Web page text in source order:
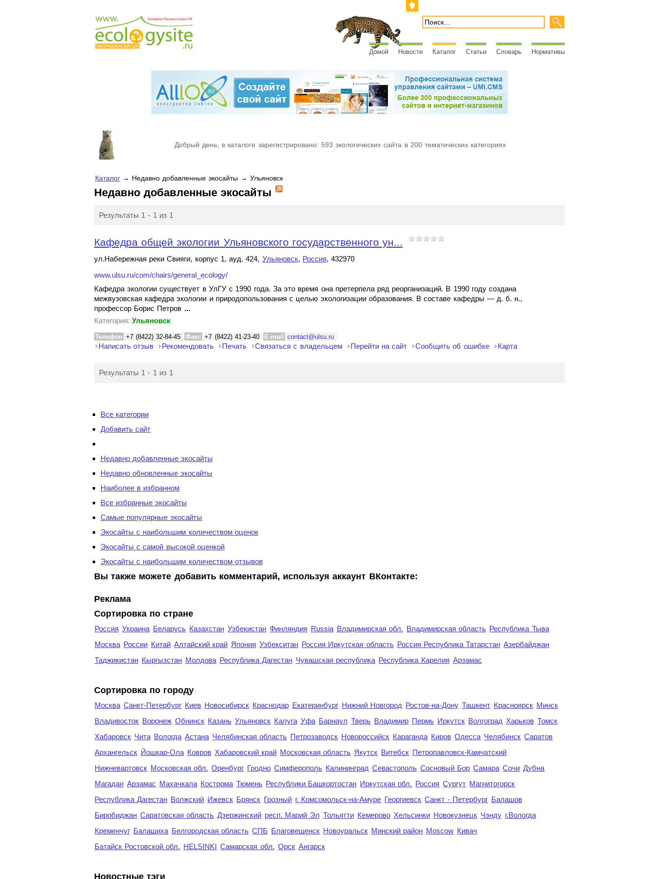
Домой Новости Каталог Статьи Словарь Нормативы
Добрый день, в каталоге зарегистрировано: 593 экологических сайта в 200 тематических категориях
Каталог→ Недавно добавленные экосайты → Ульяновск
Недавно добавленные экосайты
Результаты 1 - 1 из 1
Кафедра общей экологии Ульяновского государственного ун...
ул.Набережная реки Свияги, корпус 1, ауд. 424, Ульяновск, Россия, 432970
www.ulsu.ru/com/chairs/general_ecology/
Кафедра экологии существует в УлГУ с 1990 года. За это время она претерпела ряд реорганизаций. В 1990 году создана
межвузовская кафедра экологии и природопользования с целью экологизации образования. В составе кафедры — д. б. н.,
профессор Борис Петров ...
Категория: Ульяновск
Телефон +7 (8422) 32-84-45 Факс +7 (8422) 41-23-40 E-mail contact@ulsu.ru
Написать отзыв Рекомендовать Печать Связаться с владельцем Перейти на сайт Сообщить об ошибке Карта
Результаты 1 - 1 из 1
Все категории
Добавить сайт
Недавно добавленные экосайты
Недавно обновленные экосайты
Наиболее в избранном
Все избранные экосайты
Самые популярные экосайты
Экосайты с наибольшим количеством оценок
Экосайты с самой высокой оценкой
Экосайты с наибольшим количеством отзывов
Вы также можете добавить комментарий, используя аккаунт ВКонтакте:
Реклама
Сортировка по стране
Россия Украина Беларусь Казахстан Узбекистан Финляндия Russia Владимирская обл. Владимирская область Республика Тыва
Москва России Китай Алтайский край Япония Узбекситан Россия Иркутская область Россия Республика Татарстан Азербайджан
Таджикистан Кыргызстан Молдова Республика Дагестан Чувашская республика Республика Карелия Арзамас
Cортировка по городу
Москва Санкт-Петербург Киев Новосибирск Краснодар Екатеринбург Нижний Новгород Ростов-на-Дону Ташкент Красноярск Минск
Владивосток Воронеж Обнинск Казань Ульяновск Калуга Уфа Барнаул Тверь Владимир Пермь Иркутск Волгоград Харьков Томск
Хабаровск Чита Вологда Астана Челябинская область Петрозаводск Новороссийск Караганда Киров Одесса Челябинск Саратов
Архангельск Йошкар-Ола Ковров Хабаровский край Московская область Якутск Витебск Петропавловск-Камчатский
Нижневартовск Московская обл. Оренбург Гродно Симферополь Калининград Севастополь Сосновый Бор Самара Сочи Дубна
Магадан Арзамас Махачкала Кострома Тюмень Республики Башкортостан Иркутская обл. Россия Сургут Магнитогорск
Республика Дагестан Волжский Ижевск Брянск Грозный г. Комсомольск-на-Амуре Георгиевск Санкт - Петербург Балашов
Биробиджан Саратовская область Дзержинский респ. Марий Эл Тольятти Кемерово Хельсинки Новокузнецк Чэнду г.Вологда
Кременчуг Балашиха Белгородская область СПБ Благовещенск Новоуральск Минский район Moscow Кивач
Батайск Ростовской обл. HELSINKI Самарская обл. Орск Ангарск
Новостные тэги